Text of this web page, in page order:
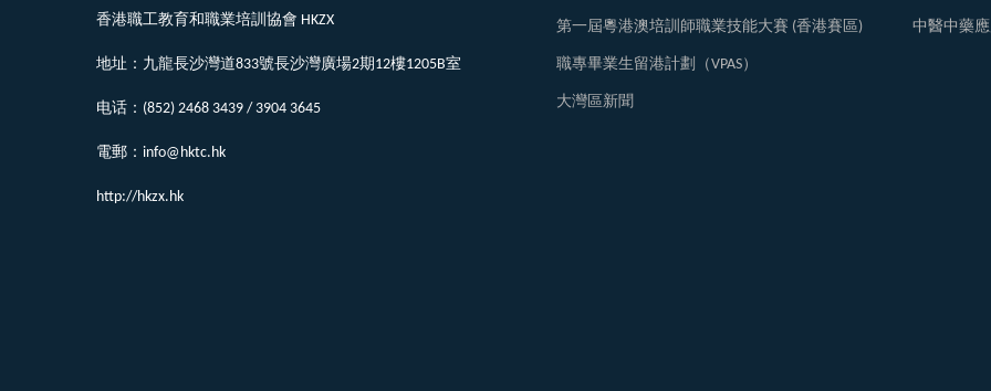
香港職工教育和職業培訓協會 HKZX
地址：九龍長沙灣道833號長沙灣廣場2期12樓1205B室
电话：(852) 2468 3439 / 3904 3645
電郵：info@hktc.hk
http://hkzx.hk
第一屆粵港澳培訓師職業技能大賽 (香港賽區)
職專畢業生留港計劃（VPAS）
大灣區新聞
中醫中藥